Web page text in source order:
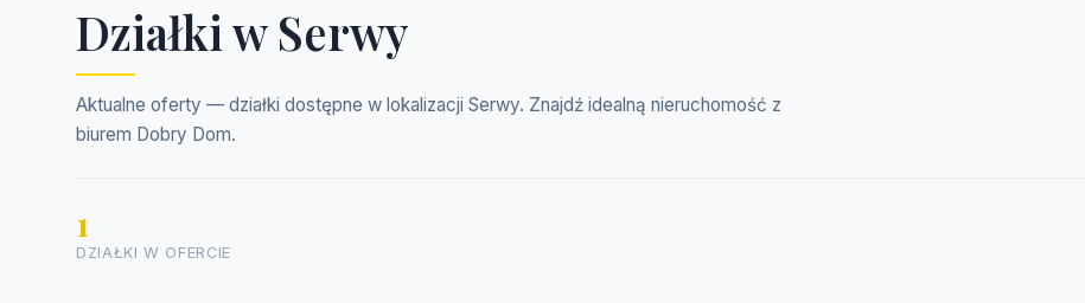
Działki w Serwy
Aktualne oferty — działki dostępne w lokalizacji Serwy. Znajdź idealną nieruchomość z
biurem Dobry Dom.
1
DZIAŁKI W OFERCIE